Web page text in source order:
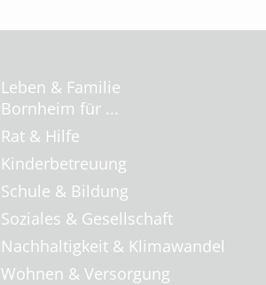
Leben & Familie
Bornheim für ...
Rat & Hilfe
Kinderbetreuung
Schule & Bildung
Soziales & Gesellschaft
Nachhaltigkeit & Klimawandel
Wohnen & Versorgung